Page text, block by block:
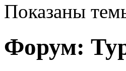
Показаны
Форум: